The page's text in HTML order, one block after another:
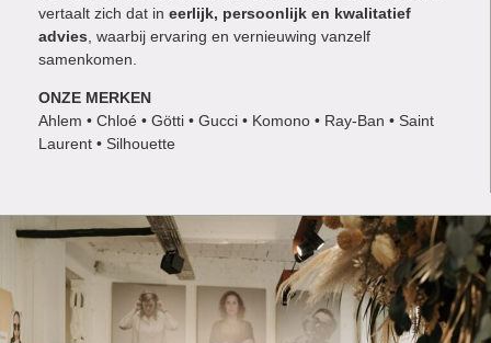
vertaalt zich dat in eerlijk, persoonlijk en kwalitatief
advies, waarbij ervaring en vernieuwing vanzelf
samenkomen.
ONZE MERKEN
Ahlem • Chloé • Götti • Gucci • Komono • Ray-Ban • Saint
Laurent • Silhouette